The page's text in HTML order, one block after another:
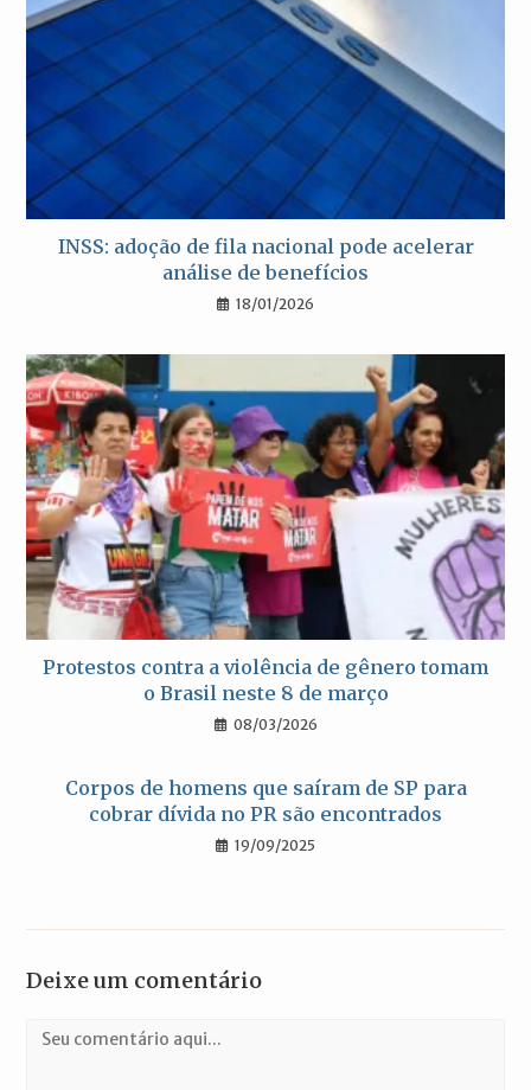
INSS: adoção de fila nacional pode acelerar
análise de benefícios
18/01/2026
Protestos contra a violência de gênero tomam
o Brasil neste 8 de março
08/03/2026
Corpos de homens que saíram de SP para
cobrar dívida no PR são encontrados
19/09/2025
Deixe um comentário
Comentário